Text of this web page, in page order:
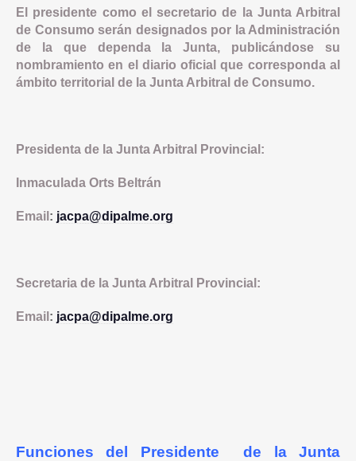
El presidente como el secretario de la Junta Arbitral
de Consumo serán designados por la Administración
de la que dependa la Junta, publicándose su
nombramiento en el diario oficial que corresponda al
ámbito territorial de la Junta Arbitral de Consumo.
Presidenta de la Junta Arbitral Provincial:
Inmaculada Orts Beltrán
Email : jacpa@dipalme.org
Secretaria de la Junta Arbitral Provincial:
Email : jacpa@dipalme.org
Funciones del Presidente de la Junta